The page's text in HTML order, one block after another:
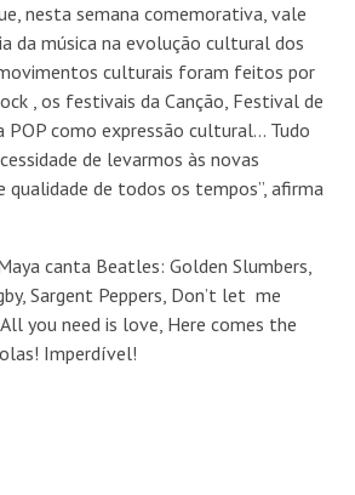
nesta semana comemorativa, vale
da música na evolução cultural dos
culturais foram feitos por
, os festivais da Canção, Festival de
POP como expressão cultural… Tudo
de levarmos às novas
qualidade de todos os tempos”, afirma
canta Beatles: Golden Slumbers,
Sargent Peppers, Don’t let me
you need is love, Here comes the
Imperdível!